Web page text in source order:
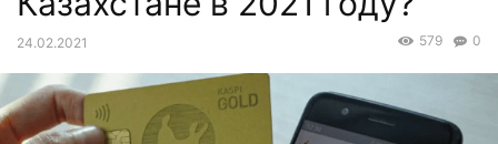
24.02.2021 0
579